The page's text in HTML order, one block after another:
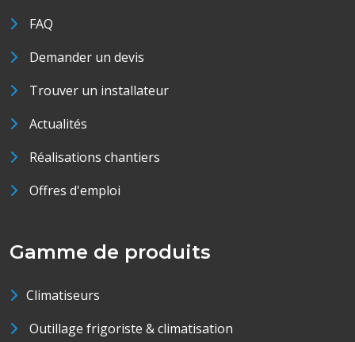
FAQ
Demander un devis
Trouver un installateur
Actualités
Réalisations chantiers
Offres d'emploi
Gamme de produits
Climatiseurs
Outillage frigoriste & climatisation